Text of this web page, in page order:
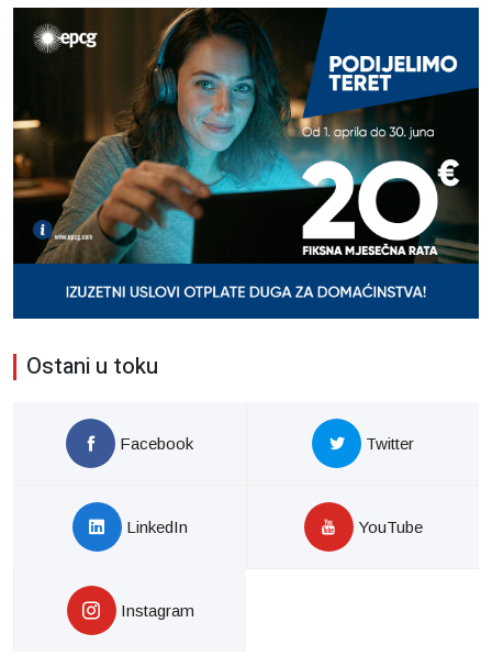
Ostani u toku
Facebook Twitter
LinkedIn YouTube
Instagram